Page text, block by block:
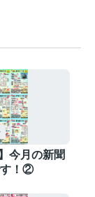
今月の新聞
す！②